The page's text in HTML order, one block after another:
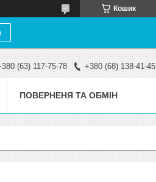
Кошик
(63) 117-75-78 +380 (68) 138-41-45
ПОВЕРНЕНЯ ТА ОБМІН